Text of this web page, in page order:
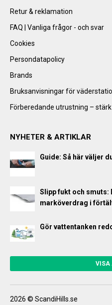
Retur & reklamation
FAQ | Vanliga frågor - och svar
Cookies
Persondatapolicy
Brands
Bruksanvisningar för
Förberedande utrustning –
NYHETER & ARTIKLAR
Guide: Så här väljer
Slipp fukt och smuts:
marköverdrag i
Gör vattentanken
VISA
2026 © ScandiHills.se